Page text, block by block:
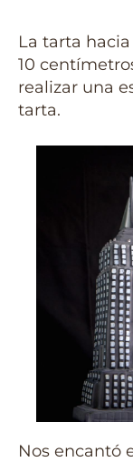
La tarta
10
realizar una
tarta.
Nos encantó